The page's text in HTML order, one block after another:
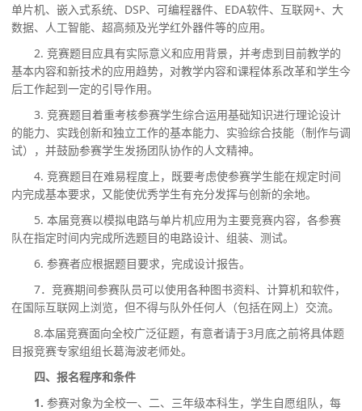
单片机、嵌入式系统、DSP、可编程器件、EDA软件、互联网+、大
数据、人工智能、超高频及光学红外器件等的应用。
2. 竞赛题目应具有实际意义和应用背景，并考虑到目前教学的
基本内容和新技术的应用趋势，对教学内容和课程体系改革和学生今
后工作起到一定的引导作用。
3. 竞赛题目着重考核参赛学生综合运用基础知识进行理论设计
的能力、实践创新和独立工作的基本能力、实验综合技能（制作与调
试），并鼓励参赛学生发扬团队协作的人文精神。
4. 竞赛题目在难易程度上，既要考虑使参赛学生能在规定时间
内完成基本要求，又能使优秀学生有充分发挥与创新的余地。
5. 本届竞赛以模拟电路与单片机应用为主要竞赛内容，各参赛
队在指定时间内完成所选题目的电路设计、组装、测试。
6. 参赛者应根据题目要求，完成设计报告。
7．竞赛期间参赛队员可以使用各种图书资料、计算机和软件，
在国际互联网上浏览，但不得与队外任何人（包括在网上）交流。
8.本届竞赛面向全校广泛征题，有意者请于3月底之前将具体题
目报竞赛专家组组长葛海波老师处。
四、 报名程序和条件
1. 参赛对象为全校一、二、三年级本科生，学生自愿组队，每